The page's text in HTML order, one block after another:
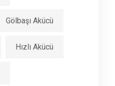
Gölbaşı Akücü
Hızlı Akücü